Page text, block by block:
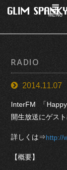
MENU
RADIO
2014.11.07
InterFM 「
開生放送にゲス
詳しくは⇒http://
【概要】